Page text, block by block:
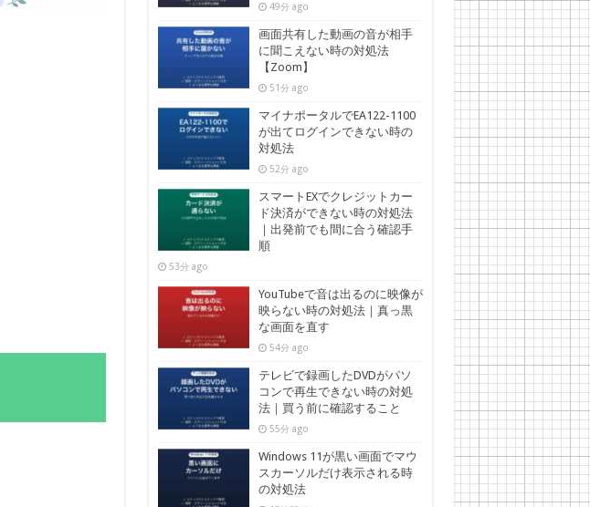
49分 ago
画面共有した動画の音が相手
に聞こえない時の対処法
【Zoom】
51分 ago
マイナポータルでEA122-1100
が出てログインできない時の
対処法
52分 ago
スマートEXでクレジットカー
ド決済ができない時の対処法
｜出発前でも間に合う確認手
順
53分 ago
YouTubeで音は出るのに映像が
映らない時の対処法｜真っ黒
な画面を直す
54分 ago
テレビで録画したDVDがパソ
コンで再生できない時の対処
法｜買う前に確認すること
55分 ago
Windows 11が黒い画面でマウ
スカーソルだけ表示される時
の対処法